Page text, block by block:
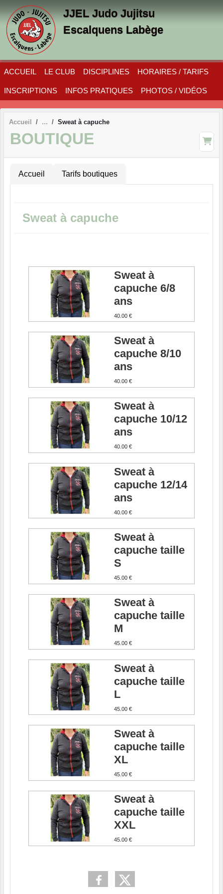
JJEL Judo Jujitsu
Escalquens Labège
ACCUEIL LE CLUB DISCIPLINES HORAIRES / TARIFS
INSCRIPTIONS INFOS PRATIQUES PHOTOS / VIDÉOS
Accueil Sweat à capuche
BOUTIQUE
Accueil Tarifs boutiques
Sweat à capuche
Sweat à
capuche 6/8
ans
40.00 €
Sweat à
capuche 8/10
ans
40.00 €
Sweat à
capuche 10/12
ans
40.00 €
Sweat à
capuche 12/14
ans
40.00 €
Sweat à
capuche taille
S
45.00 €
Sweat à
capuche taille
M
45.00 €
Sweat à
capuche taille
L
45.00 €
Sweat à
capuche taille
XL
45.00 €
Sweat à
capuche taille
XXL
45.00 €
Panneau de gestion des cookies